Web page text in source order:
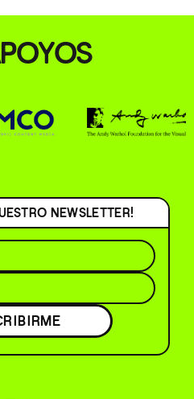
NEWSLETTER!